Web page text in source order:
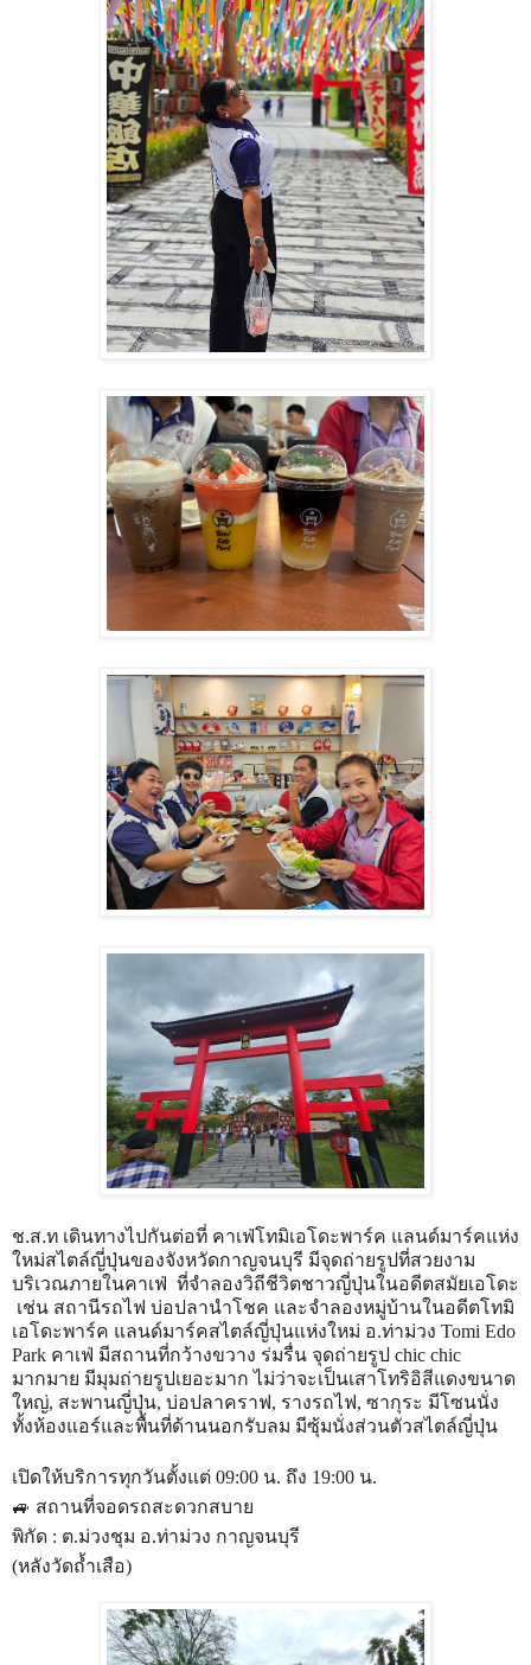
ช.ส.ท เดินทางไปกันต่อที่ คาเฟ่โทมิเอโดะพาร์ค แลนด์มาร์คแห่ง
ใหม่สไตล์ญี่ปุ่นของจังหวัดกาญจนบุรี มีจุดถ่ายรูปที่สวยงาม
บริเวณภายในคาเฟ่ ที่จำลองวิถีชีวิตชาวญี่ปุ่นในอดีตสมัยเอโดะ
เช่น สถานีรถไฟ บ่อปลานำโชค และจำลองหมู่บ้านในอดีตโทมิ
เอโดะพาร์ค แลนด์มาร์คสไตล์ญี่ปุ่นแห่งใหม่ อ.ท่าม่วง Tomi Edo
Park คาเฟ่ มีสถานที่กว้างขวาง ร่มรื่น จุดถ่ายรูป chic chic
มากมาย มีมุมถ่ายรูปเยอะมาก ไม่ว่าจะเป็นเสาโทริอิสีแดงขนาด
ใหญ่, สะพานญี่ปุ่น, บ่อปลาคราฟ, รางรถไฟ, ซากุระ มีโซนนั่ง
ทั้งห้องแอร์และพื้นที่ด้านนอกรับลม มีซุ้มนั่งส่วนตัวสไตล์ญี่ปุ่น
เปิดให้บริการทุกวันตั้งแต่ 09:00 น. ถึง 19:00 น.
🚙 สถานที่จอดรถสะดวกสบาย
พิกัด : ต.ม่วงชุม อ.ท่าม่วง กาญจนบุรี
(หลังวัดถ้ำเสือ)